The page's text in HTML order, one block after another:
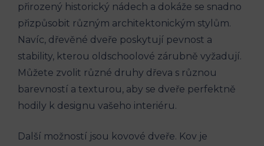
přirozený historický nádech a dokáže se snadno
přizpůsobit různým architektonickým stylům.
Navíc, dřevěné dveře poskytují pevnost a
stability, kterou oldschoolové zárubně vyžadují.
Můžete zvolit různé druhy dřeva s různou
barevností a texturou, aby se dveře perfektně
hodily k designu vašeho interiéru.
Další možností jsou kovové dveře. Kov je